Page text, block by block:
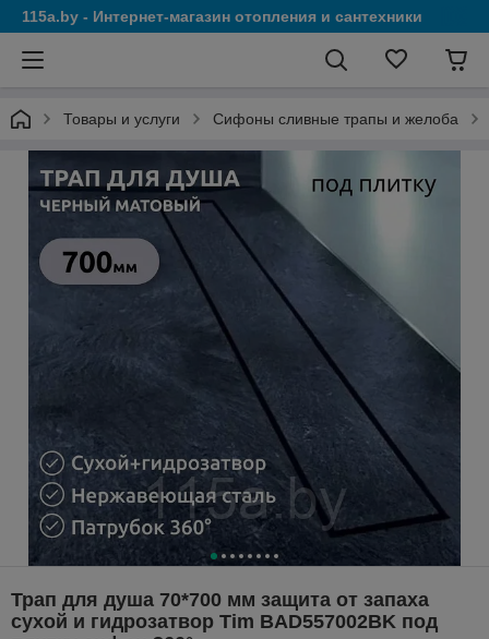
115a.by - Интернет-магазин отопления и сантехники
Товары и услуги Сифоны сливные трапы и желоба
Трап для душа 70*700 мм защита от запаха
сухой и гидрозатвор Tim BAD557002BK под